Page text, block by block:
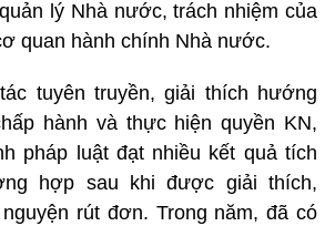
lý Nhà nước, trách nhiệm của
quan hành chính Nhà nước.
tuyên truyền, giải thích hướng
hành và thực hiện quyền KN,
pháp luật đạt nhiều kết quả tích
hợp sau khi được giải thích,
rút đơn. Trong năm, đã có